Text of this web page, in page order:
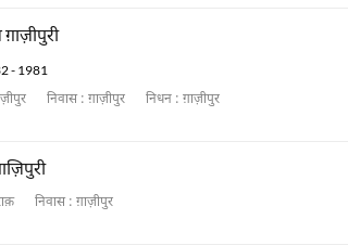
- 1981
निवास : ग़ाज़ीपुर निधन : ग़ाज़ीपुर
निवास : ग़ाज़ीपुर